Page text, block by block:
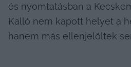
és nyomtatásban a
Kalló nem kapott helyet a
hanem más ellenjelöltek